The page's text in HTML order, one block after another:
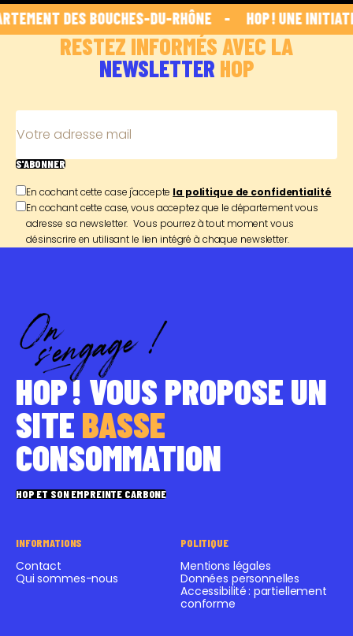
DES BOUCHES-DU-RHÔNE    - HOP ! UNE
RESTEZ INFORMÉS AVEC LA
NEWSLETTER HOP
Votre adresse mail
S'ABONNER
En cochant cette case j'accepte la politique de confidentialité
En cochant cette case, vous acceptez que le département vous
adresse sa newsletter. Vous pourrez à tout moment vous
désinscrire en utilisant le lien intégré à chaque newsletter.
HOP ! VOUS PROPOSE UN
SITE BASSE
CONSOMMATION
HOP ET SON EMPREINTE CARBONE
INFORMATIONS
Contact
Qui sommes-nous
POLITIQUE
Mentions légales
Données personnelles
Accessibilité : partiellement
conforme